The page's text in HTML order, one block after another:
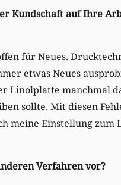
Kundschaft auf Ihre
für Neues.
etwas Neues
manchmal
sollte. Mit diesen
meine Einstellung zum
Verfahren vor?